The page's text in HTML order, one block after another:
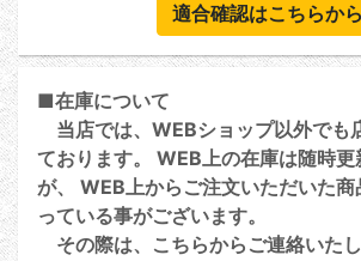
適合確認はこちらから
■在庫について
当店では、WEBショップ以外でも
ております。 WEB上の在庫は随時
が、 WEB上からご注文いただいた
っている事がございます。
その際は、こちらからご連絡いた